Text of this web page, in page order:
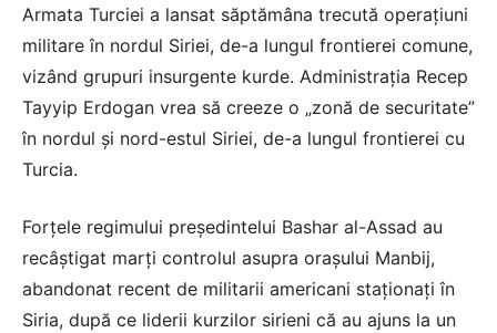
Armata Turciei a lansat săptămâna trecută operaţiuni
militare în nordul Siriei, de-a lungul frontierei comune,
vizând grupuri insurgente kurde. Administraţia Recep
Tayyip Erdogan vrea să creeze o „zonă de securitate”
în nordul şi nord-estul Siriei, de-a lungul frontierei cu
Turcia.
Forțele regimului președintelui Bashar al-Assad au
recâștigat marți controlul asupra orașului Manbij,
abandonat recent de militarii americani staționați în
Siria, după ce liderii kurzilor sirieni că au ajuns la un